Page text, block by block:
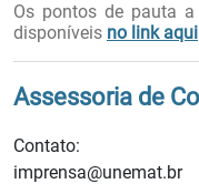
Os pontos de pauta
disponíveis no link aqui
Assessoria de
Contato:
imprensa@unemat.br